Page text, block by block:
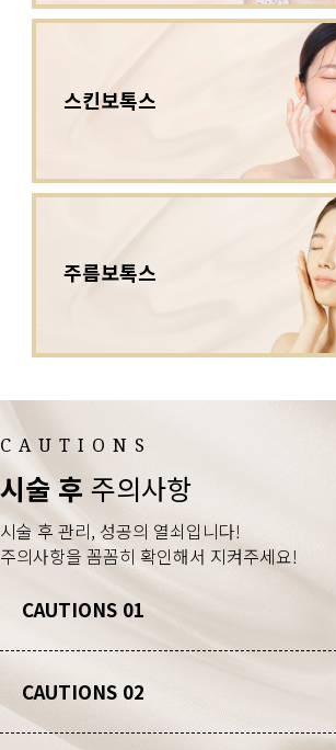
스킨보톡스
주름보톡스
CAUTIONS
시술 후 주의사항
시술 후 관리, 성공의 열쇠입니다!
주의사항을 꼼꼼히 확인해서 지켜주세요!
CAUTIONS 01
CAUTIONS 02